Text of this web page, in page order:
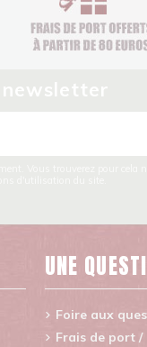
UNE
Foire aux
Frais de port /